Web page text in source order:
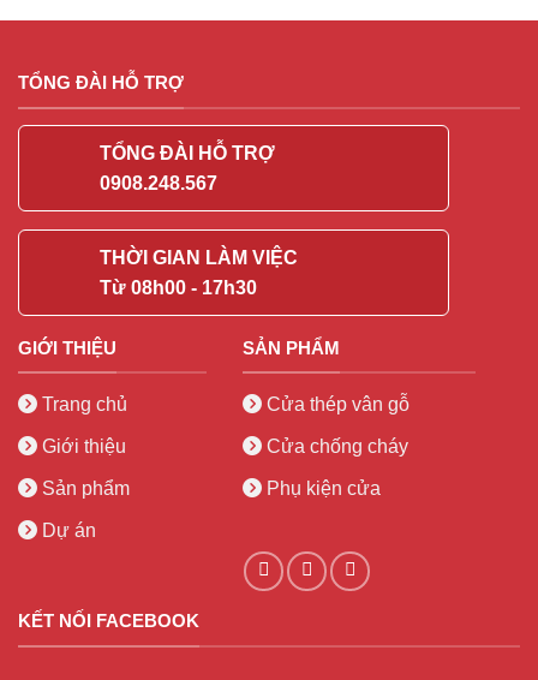
TỔNG ĐÀI HỖ TRỢ
TỔNG ĐÀI HỖ TRỢ
0908.248.567
THỜI GIAN LÀM VIỆC
Từ 08h00 - 17h30
GIỚI THIỆU
Trang chủ
Giới thiệu
Sản phẩm
Dự án
SẢN PHẨM
Cửa thép vân gỗ
Cửa chống cháy
Phụ kiện cửa
KẾT NỐI FACEBOOK